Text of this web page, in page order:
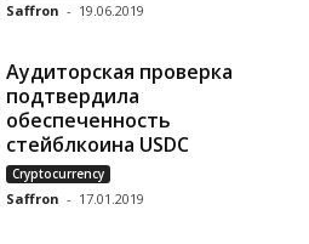
Saffron - 19.06.2019
Аудиторская проверка
подтвердила
обеспеченность
стейблкоина USDC
Cryptocurrency
Saffron - 17.01.2019